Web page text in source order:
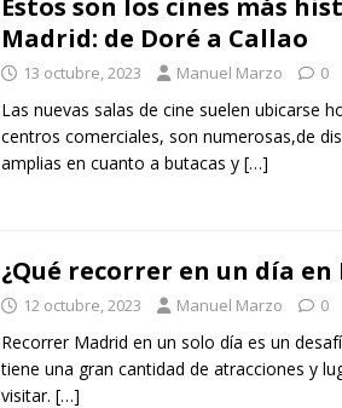
Estos son los cines más
Madrid: de Doré a Callao
13 octubre, 2023 Manuel Marzo 0
Las nuevas salas de cine suelen ubicarse
centros comerciales, son numerosas,de
amplias en cuanto a butacas y […]
¿Qué recorrer en un día en
12 octubre, 2023 Manuel Marzo 0
Recorrer Madrid en un solo día es un
tiene una gran cantidad de atracciones y
visitar. […]